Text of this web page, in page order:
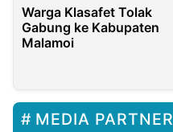
Warga Klasafet Tolak
Gabung ke Kabupaten
Malamoi
MEDIA PARTNER